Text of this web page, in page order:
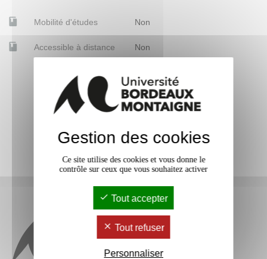
Mobilité d'études Non
Accessible à distance Non
Gestion des cookies
Ce site utilise des cookies et vous donne le
contrôle sur ceux que vous souhaitez activer
Tout accepter
Tout refuser
Personnaliser